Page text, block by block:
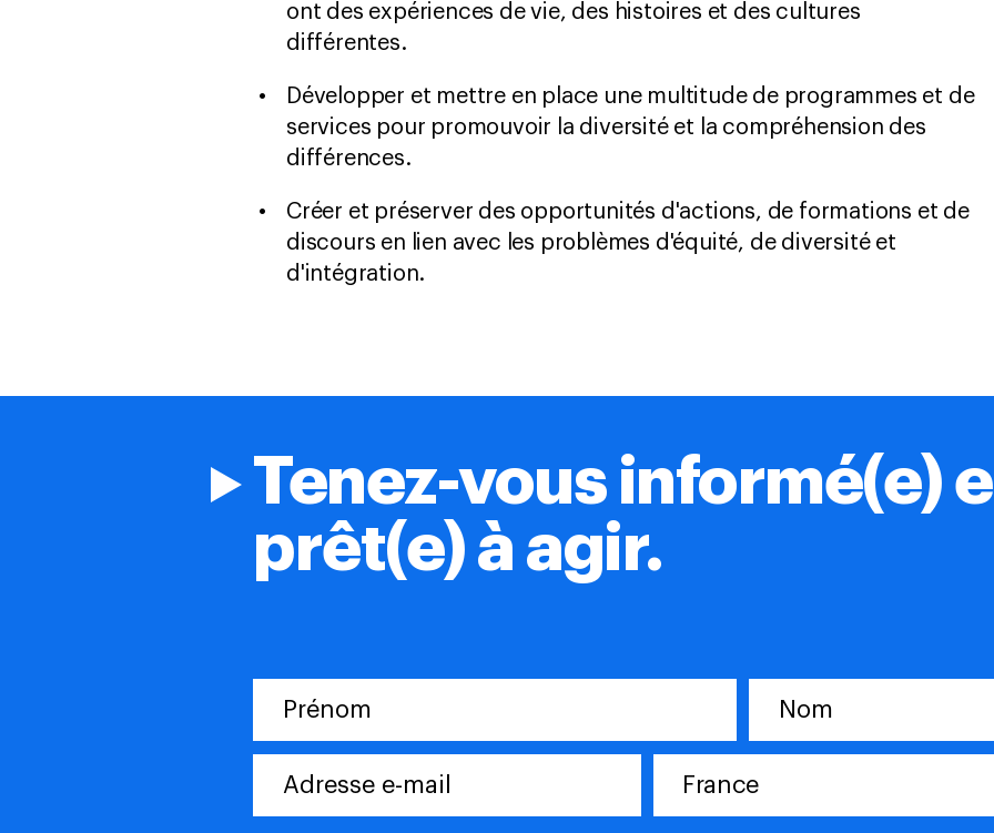
ont des expériences de vie, des histoires et des cultures
différentes.
Développer et mettre en place une multitude de programmes et de
services pour promouvoir la diversité et la compréhension des
différences.
Créer et préserver des opportunités d'actions, de formations et de
discours en lien avec les problèmes d'équité, de diversité et
d'intégration.
Tenez-vous informé(e)
prêt(e) à agir.
France